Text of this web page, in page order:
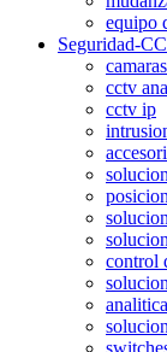
equipo
Seguridad-
cctv
cctv ip
control